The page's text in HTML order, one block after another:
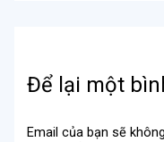
Để lại một
Email của bạn sẽ